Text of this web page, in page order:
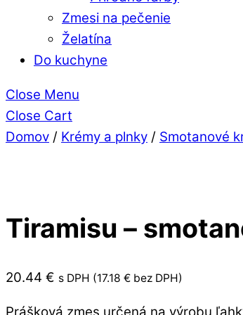
Zmesi na pečenie
Želatína
Do kuchyne
Close Menu
Close Cart
Domov / Krémy a plnky / Smotanové
Tiramisu –
20.44 € s DPH (17.18 € bez DPH)
Prášková zmes určená na výrobu